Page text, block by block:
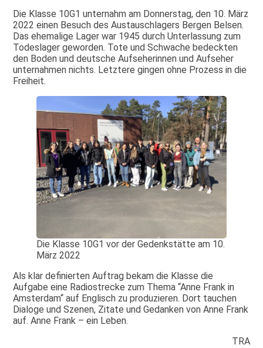
Die Klasse 10G1 unternahm am Donnerstag, den 10. März
2022 einen Besuch des Austauschlagers Bergen Belsen.
Das ehemalige Lager war 1945 durch Unterlassung zum
Todeslager geworden. Tote und Schwache bedeckten
den Boden und deutsche Aufseherinnen und Aufseher
unternahmen nichts. Letztere gingen ohne Prozess in die
Freiheit.
Die Klasse 10G1 vor der Gedenkstätte am 10.
März 2022
Als klar definierten Auftrag bekam die Klasse die
Aufgabe eine Radiostrecke zum Thema “Anne Frank in
Amsterdam“ auf Englisch zu produzieren. Dort tauchen
Dialoge und Szenen, Zitate und Gedanken von Anne Frank
auf. Anne Frank – ein Leben.
TRA